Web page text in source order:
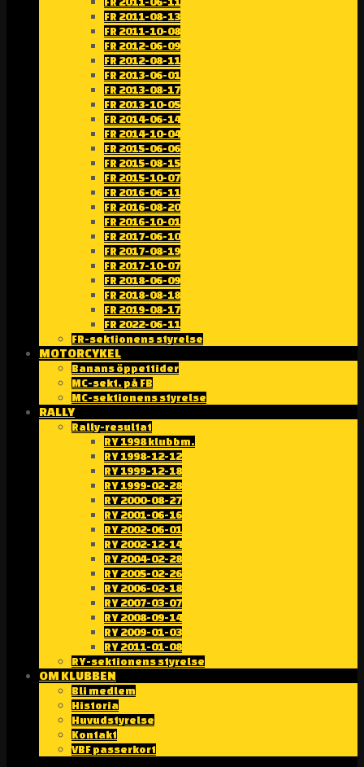
FR 2011-08-13
FR 2011-10-08
FR 2012-06-09
FR 2012-08-11
FR 2013-06-01
FR 2013-08-17
FR 2013-10-05
FR 2014-06-14
FR 2014-10-04
FR 2015-06-06
FR 2015-08-15
FR 2015-10-07
FR 2016-06-11
FR 2016-08-20
FR 2016-10-01
FR 2017-06-10
FR 2017-08-19
FR 2017-10-07
FR 2018-06-09
FR 2018-08-18
FR 2019-08-17
FR 2022-06-11
FR-sektionens styrelse
MOTORCYKEL
Banans öppettider
MC-sekt. på FB
MC-sektionens styrelse
RALLY
Rally-resultat
RY 1998 klubbm.
RY 1998-12-12
RY 1999-12-18
RY 1999-02-28
RY 2000-08-27
RY 2001-06-16
RY 2002-06-01
RY 2002-12-14
RY 2004-02-28
RY 2005-02-26
RY 2006-02-18
RY 2007-03-07
RY 2008-09-14
RY 2009-01-03
RY 2011-01-08
RY-sektionens styrelse
OM KLUBBEN
Bli medlem
Historia
Huvudstyrelse
Kontakt
VBF passerkort